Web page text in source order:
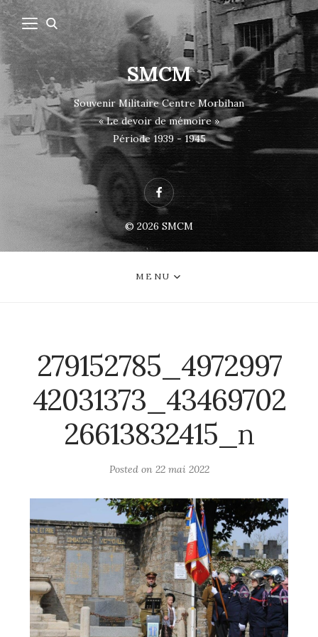
SMCM
Souvenir Militaire Centre Morbihan
« Le devoir de mémoire »
Période 1939 - 1945
Facebook
© 2026 SMCM
MENU
279152785_4972997
42031373_43469702
26613832415_n
Posted on 22 mai 2022